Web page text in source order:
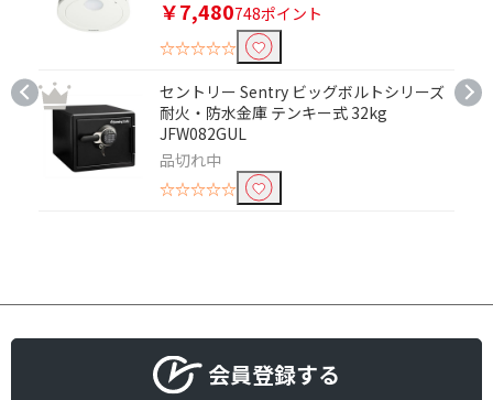
シガーソケット出力で絞り込む
ソーラー充電で絞り込む
ソーラー充電対応
ソーラー充電対応(ソー
USB Power Deliveryで絞り込む
応
対応
￥7,480748ポイント
☆☆☆☆☆
セントリー Sentry ビッグボルトシリーズ
耐火・防水金庫 テンキー式 32kg
JFW082GUL
品切れ中
☆☆☆☆☆
会員登録する